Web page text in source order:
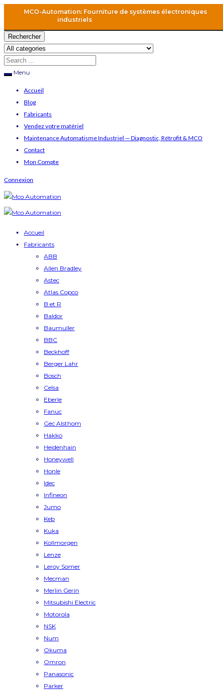
MCO-Automation: Fourniture de systèmes électroniques
industriels
Rechercher
Menu
Accueil
Blog
Fabricants
Vendez votre matériel
Maintenance Automatisme Industriel — Diagnostic, Rétrofit & MCO
Contact
Mon Compte
Connexion
Accueil
Fabricants
ABB
Allen Bradley
Astec
Atlas Copco
B et R
Baldor
Baumuller
BBC
Beckhoff
Berger Lahr
Bosch
Celsa
Eberle
Fanuc
Gec Alsthom
Hakko
Heidenhain
Honeywell
Honle
Idec
Infineon
Jumo
Keb
Kuka
Kollmorgen
Lenze
Leroy Somer
Mecman
Merlin Gerin
Mitsubishi Electric
Motorola
NSK
Num
Okuma
Omron
Panasonic
Parker